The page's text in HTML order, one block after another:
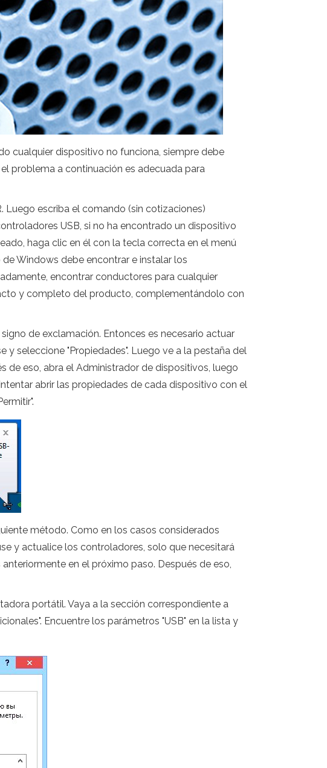
cualquier dispositivo no funciona, siempre debe
problema a continuación es adecuada para
Luego escriba el comando (sin cotizaciones)
USB, si no ha encontrado un dispositivo
haga clic en él con la tecla correcta en el menú
Windows debe encontrar e instalar los
encontrar conductores para cualquier
y completo del producto, complementándolo con
de exclamación. Entonces es necesario actuar
seleccione "Propiedades". Luego ve a la pestaña del
de eso, abra el Administrador de dispositivos, luego
abrir las propiedades de cada dispositivo con el
método. Como en los casos considerados
y actualice los controladores, solo que necesitará
en el próximo paso. Después de eso,
portátil. Vaya a la sección correspondiente a
Encuentre los parámetros "USB" en la lista y